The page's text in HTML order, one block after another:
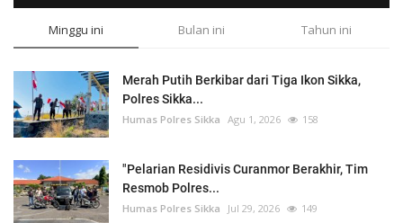
Minggu ini Bulan ini Tahun ini
Merah Putih Berkibar dari Tiga Ikon Sikka,
Polres Sikka...
Humas Polres Sikka Agu 1, 2026 158
"Pelarian Residivis Curanmor Berakhir, Tim
Resmob Polres...
Humas Polres Sikka Jul 29, 2026 149